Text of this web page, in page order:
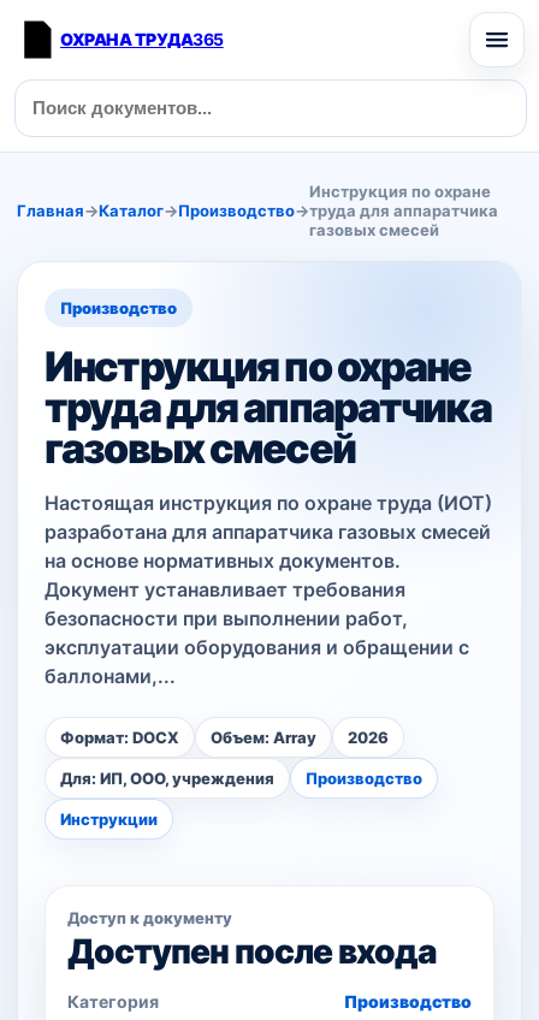
ОХРАНА ТРУДА365
Главная→Каталог→Производство→
Инструкция по охране
труда для аппаратчика
газовых смесей
Производство
Инструкция по охране
труда для аппаратчика
газовых смесей
Настоящая инструкция по охране труда (ИОТ)
разработана для аппаратчика газовых смесей
на основе нормативных документов.
Документ устанавливает требования
безопасности при выполнении работ,
эксплуатации оборудования и обращении с
баллонами,...
Формат: DOCX Объем: Array 2026
Для: ИП, ООО, учреждения Производство
Инструкции
Доступ к документу
Доступен после входа
Категория Производство